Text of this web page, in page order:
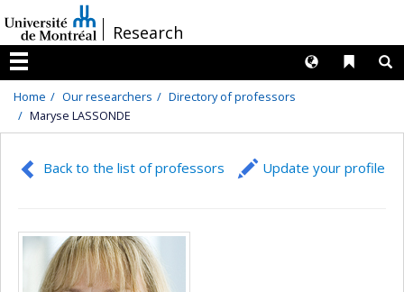
au
contenu
/Research
Menu
Liens
Langues
Home Our researchers
Directory of professors
Maryse LASSONDE
Back to the list of professors Update your profile